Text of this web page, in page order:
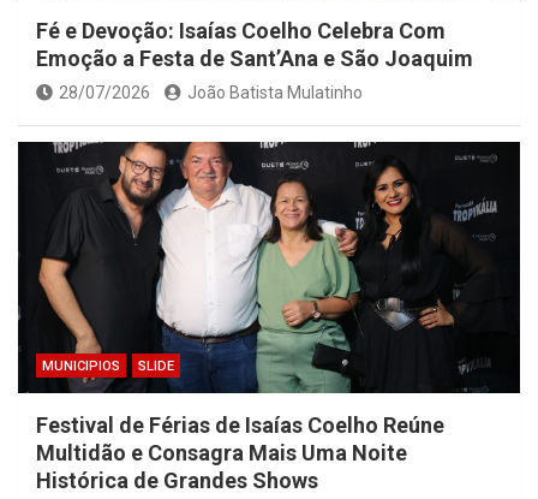
Fé e Devoção: Isaías Coelho Celebra Com
Emoção a Festa de Sant’Ana e São Joaquim
28/07/2026 João Batista Mulatinho
MUNICIPIOS SLIDE
Festival de Férias de Isaías Coelho Reúne
Multidão e Consagra Mais Uma Noite
Histórica de Grandes Shows